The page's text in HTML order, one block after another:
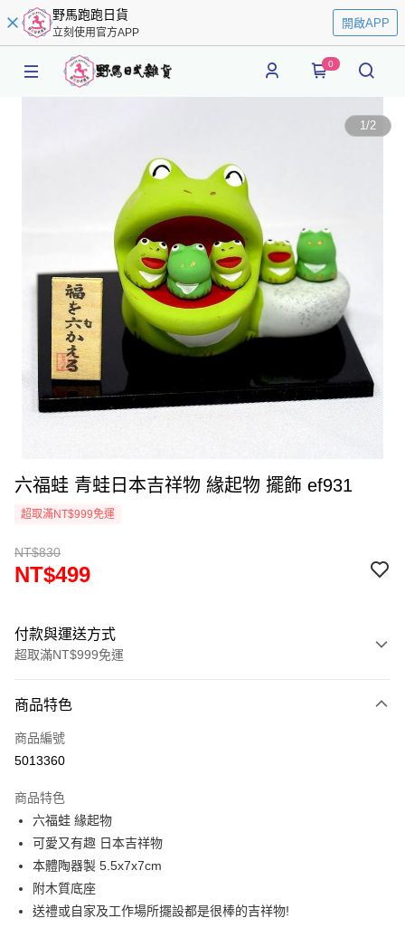
野馬跑跑日貨
立刻使用官方APP
開啟APP
0
1/2
六福蛙 青蛙日本吉祥物 緣起物 擺飾 ef931
超取滿NT$999免運
NT$830
NT$499
付款與運送方式
超取滿NT$999免運
信用卡一次付款
信用卡分期付款
合作金庫商業銀行
華南商業銀行
上海商業儲蓄銀行
國泰世華商業銀行
臺灣中小企業銀行
匯豐（台灣）商業銀行
華泰商業銀行
聯邦商業銀行
遠東國際商業銀行
超商取貨付款
LINE Pay
Apple Pay
街口支付
商品特色
商品編號
5013360
商品特色
六福蛙 緣起物
可愛又有趣 日本吉祥物
本體陶器製 5.5x7x7cm
附木質底座
送禮或自家及工作場所擺設都是很棒的吉祥物!